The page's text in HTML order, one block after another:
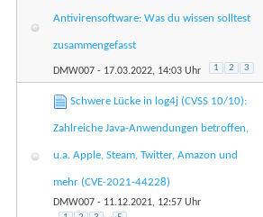
Antivirensoftware: Was du wissen solltest
zusammengefasst
DMW007 - 17.03.2022, 14:03 Uhr 1 2 3
Schwere Lücke in log4j (CVSS 10/10):
Zahlreiche Java-Anwendungen betroffen,
u.a. Apple, Steam, Twitter, Amazon und
mehr (CVE-2021-44228)
DMW007 - 11.12.2021, 12:57 Uhr